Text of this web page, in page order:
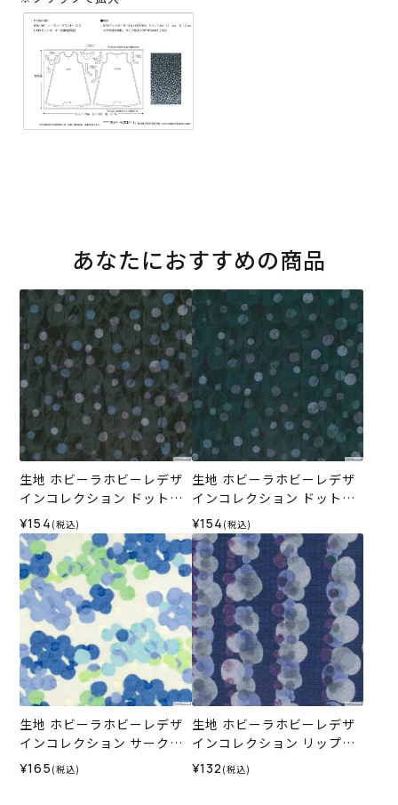
あなたにおすすめの商品
生地 ホビーラホビーレデザ
インコレクション ドットボ
ーダー＜5X＞
¥154 (税込)
生地 ホビーラホビーレデザ
インコレクション ドットボ
ーダー＜7G＞
¥154 (税込)
生地 ホビーラホビーレデザ
インコレクション サークル
カットドビー ドット＆ドッ
ト＜2B＞
¥165 (税込)
生地 ホビーラホビーレデザ
インコレクション リップル
ドットストライプ＜1N＞
¥132 (税込)